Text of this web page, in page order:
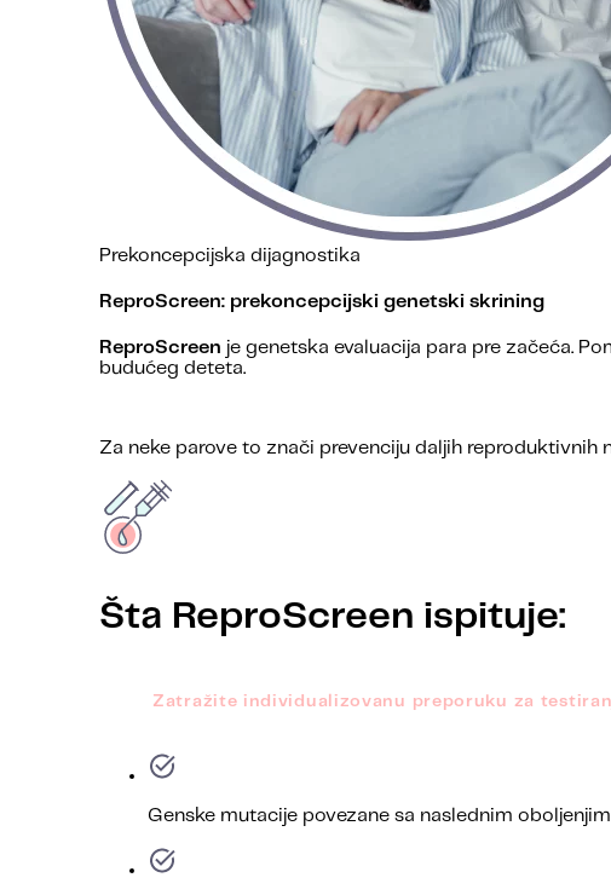
Prekoncepcijska dijagnostika
ReproScreen: prekoncepcijski genetski skrining
ReproScreen je genetska evaluacija para pre začeća.
budućeg deteta.
Za neke parove to znači prevenciju daljih reproduktivnih
Šta ReproScreen ispituje:
Zatražite individualizovanu preporuku za
Genske mutacije povezane sa naslednim